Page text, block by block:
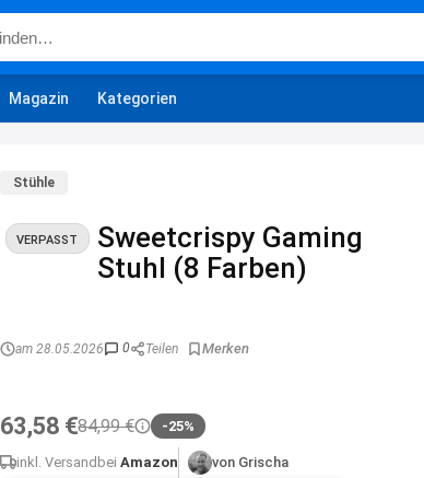
Magazin Kategorien
Stühle
VERPASST
Sweetcrispy Gaming
Stuhl (8 Farben)
am 28.05.2026 0 Teilen
63,58 €84,99 € -25%
inkl. Versand bei Amazon von Grischa